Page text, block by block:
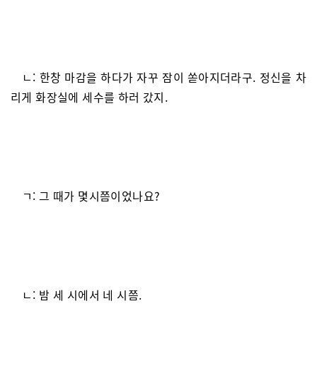
ㄴ: 한창 마감을 하다가 자꾸 잠이 쏟아지더라구. 정신을 차
리게 화장실에 세수를 하러 갔지.
ㄱ: 그 때가 몇시쯤이었나요?
ㄴ: 밤 세 시에서 네 시쯤.